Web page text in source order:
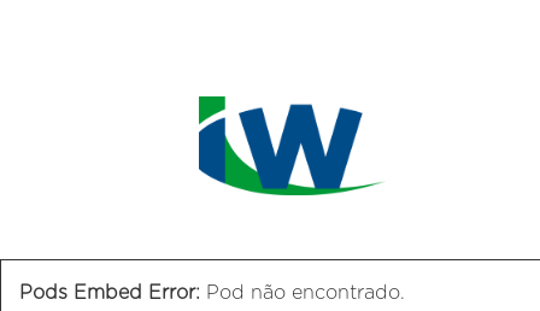
Pods Embed Error: Pod não encontrado.